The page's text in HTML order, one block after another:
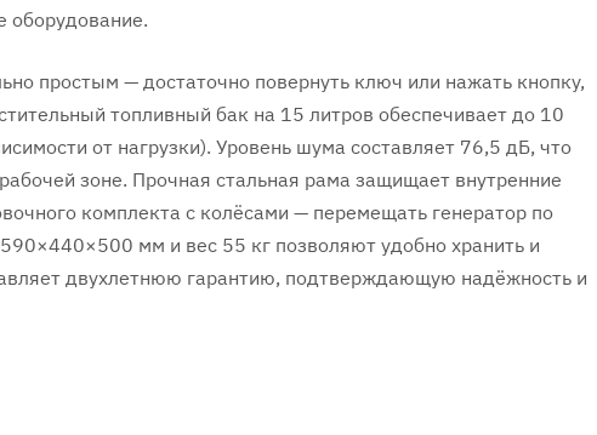
оборудование.
простым — достаточно повернуть ключ или нажать кнопку,
топливный бак на 15 литров обеспечивает до 10
от нагрузки). Уровень шума составляет 76,5 дБ, что
зоне. Прочная стальная рама защищает внутренние
комплекта с колёсами — перемещать генератор по
мм и вес 55 кг позволяют удобно хранить и
двухлетнюю гарантию, подтверждающую надёжность и